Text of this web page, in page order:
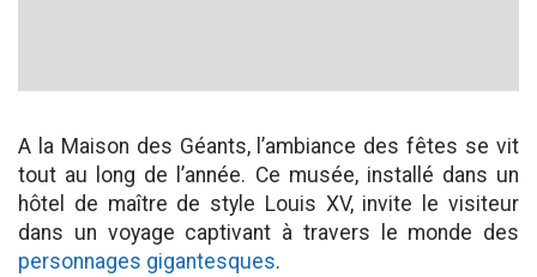
A la Maison des Géants, l’ambiance des fêtes se vit
tout au long de l’année. Ce musée, installé dans un
hôtel de maître de style Louis XV, invite le visiteur
dans un voyage captivant à travers le monde des
personnages gigantesques.